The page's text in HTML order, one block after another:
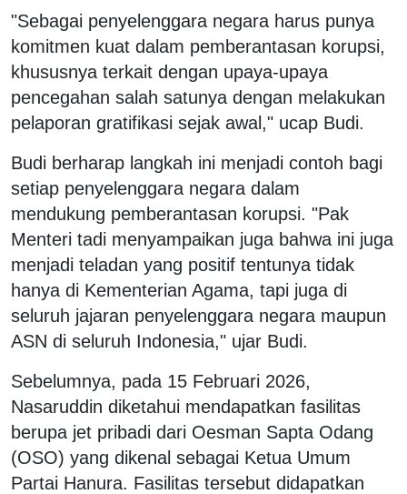
"Sebagai penyelenggara negara harus punya
komitmen kuat dalam pemberantasan korupsi,
khususnya terkait dengan upaya-upaya
pencegahan salah satunya dengan melakukan
pelaporan gratifikasi sejak awal," ucap Budi.
Budi berharap langkah ini menjadi contoh bagi
setiap penyelenggara negara dalam
mendukung pemberantasan korupsi. "Pak
Menteri tadi menyampaikan juga bahwa ini juga
menjadi teladan yang positif tentunya tidak
hanya di Kementerian Agama, tapi juga di
seluruh jajaran penyelenggara negara maupun
ASN di seluruh Indonesia," ujar Budi.
Sebelumnya, pada 15 Februari 2026,
Nasaruddin diketahui mendapatkan fasilitas
berupa jet pribadi dari Oesman Sapta Odang
(OSO) yang dikenal sebagai Ketua Umum
Partai Hanura. Fasilitas tersebut didapatkan